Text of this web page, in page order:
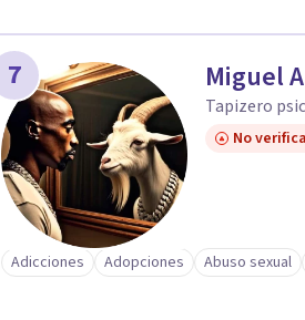
7 Miguel
Tapizero
No
Adicciones Adopciones Abuso sexual